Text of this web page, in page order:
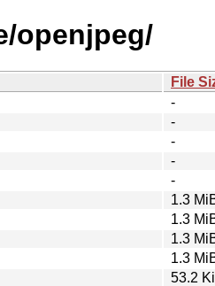
openjpeg/
File
-
-
-
-
-
1.3
1.3
1.3
1.3
53.2